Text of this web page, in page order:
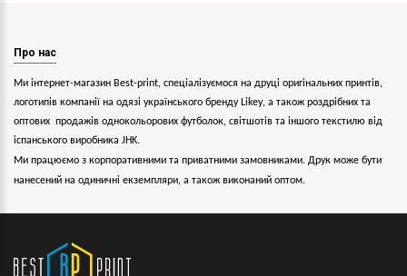
Про нас
Ми інтернет-магазин Best-print, спеціалізуємося на друці оригінальних принтів,
логотипів компанії на одязі українського бренду Likey, а також роздрібних та
оптових продажів однокольорових футболок, світшотів та іншого текстилю від
іспанського виробника JHK.
Ми працюємо з корпоративними та приватними замовниками. Друк може бути
нанесений на одиничні екземпляри, а також виконаний оптом.